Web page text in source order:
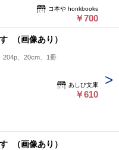
コ本や honkbooks
￥700
（画像あり）
204p、20cm、1冊
あしび文庫
￥610
（画像あり）